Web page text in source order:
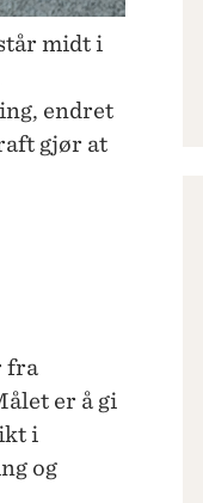
midt i
endret
gjør at
fra
er å gi
i
og